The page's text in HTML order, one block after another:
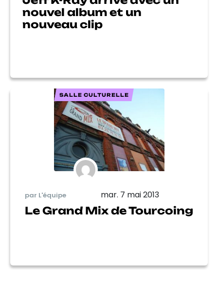
nouvel album et un
nouveau clip
SALLE CULTURELLE
par L'équipe mar. 7 mai 2013
Le Grand Mix de Tourcoing